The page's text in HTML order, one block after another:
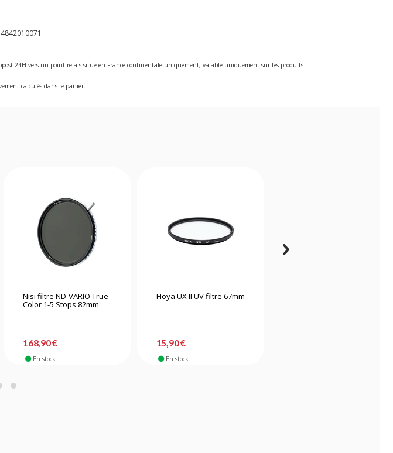
24H vers un point relais situé en France continentale uniquement, valable uniquement sur les produits
calculés dans le panier.
Nisi filtre ND-VARIO True
Color 1-5 Stops 82mm
168,90 €
En stock
Hoya UX II UV filtre 67mm
15,90 €
En stock